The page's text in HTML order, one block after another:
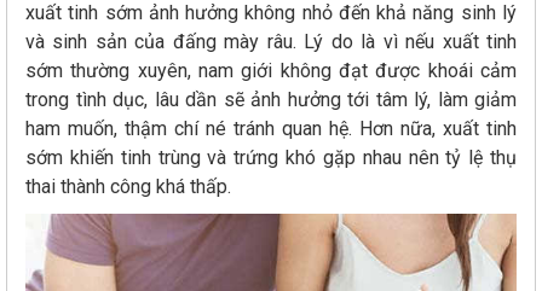
xuất tinh sớm ảnh hưởng không nhỏ đến khả năng sinh lý
và sinh sản của đấng mày râu. Lý do là vì nếu xuất tinh
sớm thường xuyên, nam giới không đạt được khoái cảm
trong tình dục, lâu dần sẽ ảnh hưởng tới tâm lý, làm giảm
ham muốn, thậm chí né tránh quan hệ. Hơn nữa, xuất tinh
sớm khiến tinh trùng và trứng khó gặp nhau nên tỷ lệ thụ
thai thành công khá thấp.